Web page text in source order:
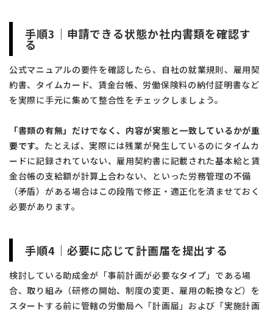
手順3｜申請できる状態か社内書類を確認す
る
公式マニュアルの要件を確認したら、自社の就業規則、雇用契
約書、タイムカード、賃金台帳、労働保険料の納付証明書など
を実際に手元に集めて整合性をチェックしましょう。
「書類の有無」だけでなく、内容が実態と一致しているかが重
要です。 たとえば、実際には残業が発生しているのにタイムカ
ードに記録されていない、雇用契約書に記載された基本給と賃
金台帳の支給額が計算上合わない、といった労務管理の不備
（矛盾）がある場合はこの段階で修正・適正化を済ませておく
必要があります。
手順4｜必要に応じて計画届を提出する
検討している助成金が「事前計画が必要なタイプ」である場
合、取り組み（研修の開始、制度の変更、雇用の転換など）を
スタートする前に管轄の労働局へ「計画届」および「実施計画